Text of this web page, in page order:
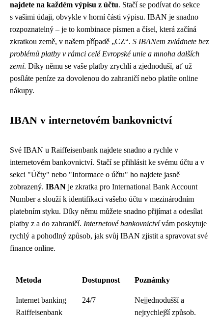
najdete na každém výpisu z účtu. Stačí se podívat do sekce
s vašimi údaji, obvykle v horní části výpisu. IBAN je snadno
rozpoznatelný – je to kombinace písmen a čísel, která začíná
zkratkou země, v našem případě „CZ“. S IBANem zvládnete bez
problémů platby v rámci celé Evropské unie a mnoha dalších
zemí. Díky němu se vaše platby zrychlí a zjednoduší, ať už
posíláte peníze za dovolenou do zahraničí nebo platíte online
nákupy.
IBAN v internetovém bankovnictví
Své IBAN u Raiffeisenbank najdete snadno a rychle v
internetovém bankovnictví. Stačí se přihlásit ke svému účtu a v
sekci "Účty" nebo "Informace o účtu" ho najdete jasně
zobrazený. IBAN je zkratka pro International Bank Account
Number a slouží k identifikaci vašeho účtu v mezinárodním
platebním styku. Díky němu můžete snadno přijímat a odesílat
platby z a do zahraničí. Internetové bankovnictvívám poskytuje
rychlý a pohodlný způsob, jak svůj IBAN zjistit a spravovat své
finance online.
Metoda Dostupnost Poznámky
Internet banking
Raiffeisenbank
24/7
Nejjednodušší a
nejrychlejší způsob.